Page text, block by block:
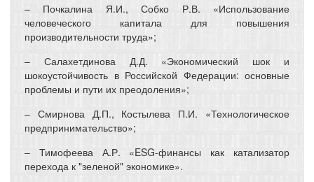
– Почкалина Я.И., Собко Р.В. «Использование
человеческого капитала для повышения
производительности труда»;
– Салахетдинова Д.Д. «Экономический шок и
шокоустойчивость в Российской Федерации: основные
проблемы и пути их преодоления»;
– Смирнова Д.П., Костылева П.И. «Технологическое
предпринимательство»;
– Тимофеева А.Р. «ESG-финансы как катализатор
перехода к "зеленой" экономике».